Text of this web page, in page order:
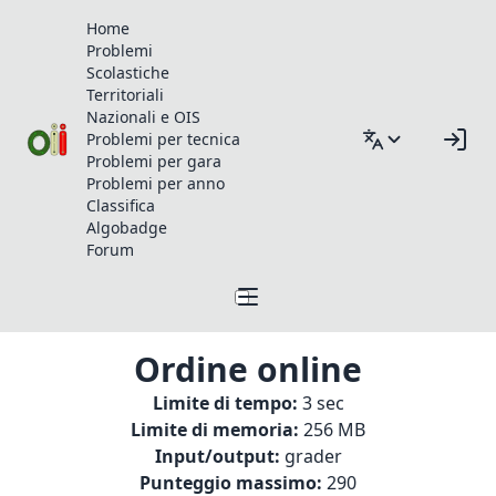
Home
Problemi
Scolastiche
Territoriali
Nazionali e OIS
Problemi per tecnica
Problemi per gara
Problemi per anno
Classifica
Algobadge
Forum
Ordine online
Limite di tempo: 3 sec
Limite di memoria: 256 MB
Input/output: grader
Punteggio massimo: 290